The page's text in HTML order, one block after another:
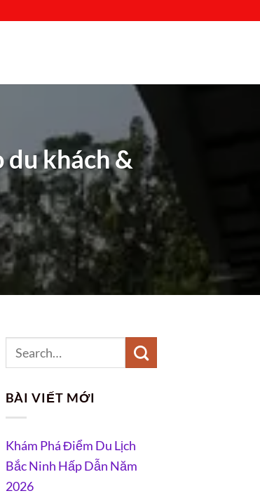
du khách &
BÀI VIẾT MỚI
Khám Phá Điểm Du Lịch
Bắc Ninh Hấp Dẫn Năm
2026